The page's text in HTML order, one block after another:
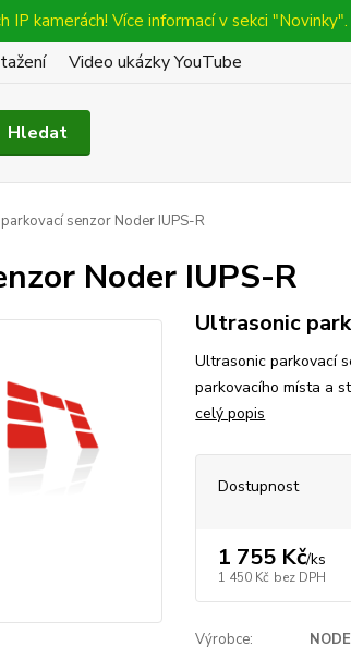
kamerách! Více informací v sekci "Novinky".
Video ukázky YouTube
Hledat
senzor Noder IUPS-R
Noder IUPS-R
Ultrasonic
Ultrasonic parkovací
parkovacího místa a
celý popis
Dostupnost
1 755 Kč/ks
1 450 Kč bez DPH
Výrobce: